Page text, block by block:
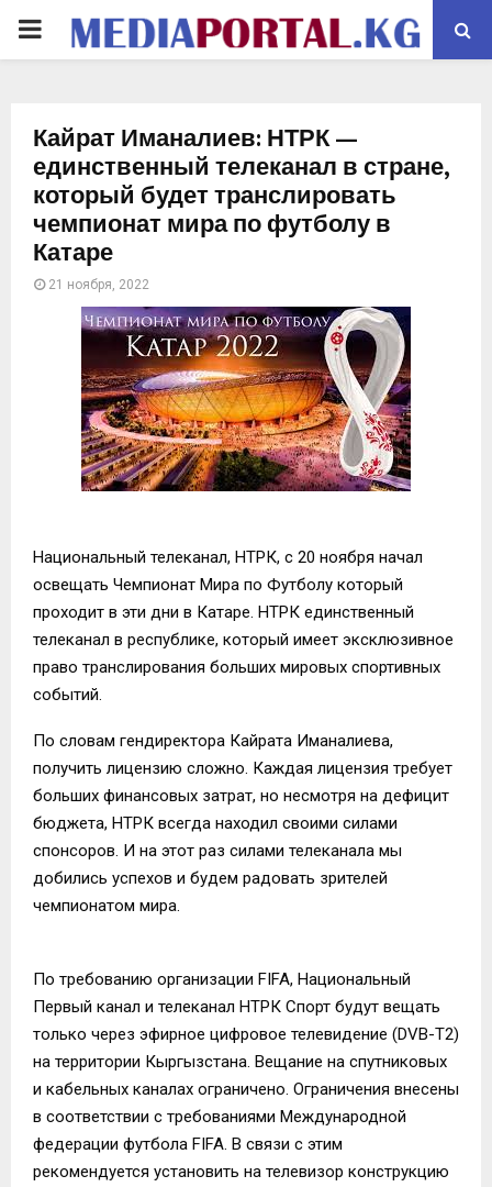
PRIMARY
Кайрат Иманалиев: НТРК —
единственный телеканал в стране,
который будет транслировать
чемпионат мира по футболу в
Катаре
21 ноября, 2022
Национальный телеканал, НТРК, с 20 ноября начал
освещать Чемпионат Мира по Футболу который
проходит в эти дни в Катаре. НТРК единственный
телеканал в республике, который имеет эксклюзивное
право транслирования больших мировых спортивных
событий.
По словам гендиректора Кайрата Иманалиева,
получить лицензию сложно. Каждая лицензия требует
больших финансовых затрат, но несмотря на дефицит
бюджета, НТРК всегда находил своими силами
спонсоров. И на этот раз силами телеканала мы
добились успехов и будем радовать зрителей
чемпионатом мира.
По требованию организации FIFA, Национальный
Первый канал и телеканал НТРК Спорт будут вещать
только через эфирное цифровое телевидение (DVB-T2)
на территории Кыргызстана. Вещание на спутниковых
и кабельных каналах ограничено. Ограничения внесены
в соответствии с требованиями Международной
федерации футбола FIFA. В связи с этим
рекомендуется установить на телевизор конструкцию